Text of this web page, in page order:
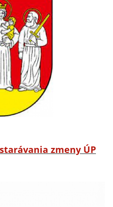
zmeny ÚP